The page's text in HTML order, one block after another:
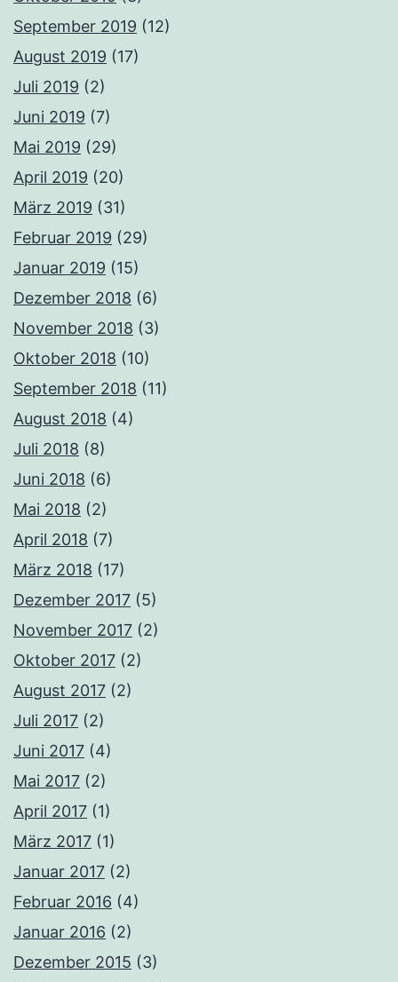
September 2019 (12)
August 2019 (17)
Juli 2019 (2)
Juni 2019 (7)
Mai 2019 (29)
April 2019 (20)
März 2019 (31)
Februar 2019 (29)
Januar 2019 (15)
Dezember 2018 (6)
November 2018 (3)
Oktober 2018 (10)
September 2018 (11)
August 2018 (4)
Juli 2018 (8)
Juni 2018 (6)
Mai 2018 (2)
April 2018 (7)
März 2018 (17)
Dezember 2017 (5)
November 2017 (2)
Oktober 2017 (2)
August 2017 (2)
Juli 2017 (2)
Juni 2017 (4)
Mai 2017 (2)
April 2017 (1)
März 2017 (1)
Januar 2017 (2)
Februar 2016 (4)
Januar 2016 (2)
Dezember 2015 (3)